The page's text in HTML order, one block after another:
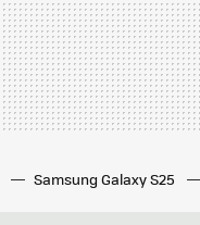
Samsung Galaxy S25